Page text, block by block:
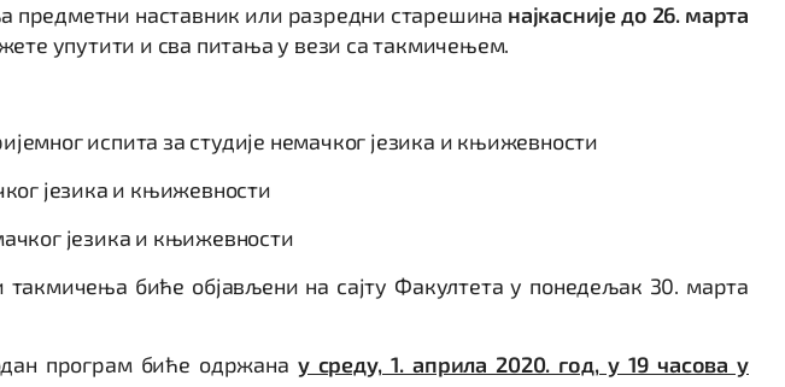
предметни наставник или разредни старешина најкасније до 26. марта
упутити и сва питања у вези са такмичењем.
испита за студије немачког језика и књижевности
језика и књижевности
језика и књижевности
биће објављени на сајту Факултета у понедељак 30. марта
програм биће одржана у среду, 1. априла 2020. год, у 19 часова у